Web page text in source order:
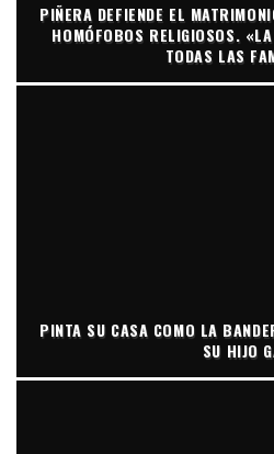
PIÑERA DEFIENDE EL
HOMÓFOBOS RELIGIOSOS.
TODAS LAS
PINTA SU CASA COMO LA
SU HIJO